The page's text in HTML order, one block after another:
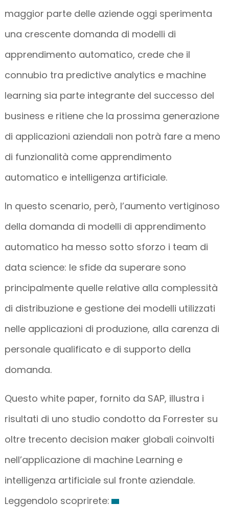
maggior parte delle aziende oggi sperimenta
una crescente domanda di modelli di
apprendimento automatico, crede che il
connubio tra predictive analytics e machine
learning sia parte integrante del successo del
business e ritiene che la prossima generazione
di applicazioni aziendali non potrà fare a meno
di funzionalità come apprendimento
automatico e intelligenza artificiale.
In questo scenario, però, l’aumento vertiginoso
della domanda di modelli di apprendimento
automatico ha messo sotto sforzo i team di
data science: le sfide da superare sono
principalmente quelle relative alla complessità
di distribuzione e gestione dei modelli utilizzati
nelle applicazioni di produzione, alla carenza di
personale qualificato e di supporto della
domanda.
Questo white paper, fornito da SAP, illustra i
risultati di uno studio condotto da Forrester su
oltre trecento decision maker globali coinvolti
nell’applicazione di machine Learning e
intelligenza artificiale sul fronte aziendale.
Leggendolo scoprirete: